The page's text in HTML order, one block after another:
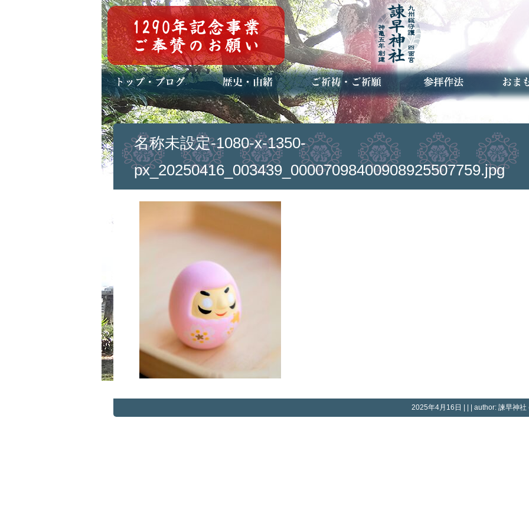
トップページ
ブログ(日々八百万)
お知らせ一覧 歴史・ご祭神
年中行事
メディア掲載 ご祈祷・ご祈願とは
安産祈願
初宮参り
七五三詣
長寿のお祝い
神前結婚式
厄祓い・方位除け
車のお祓い
地鎮祭
神葬祭（神式の葬儀） 神社とは
お参りの作法
名称未設定-1080-x-1350-
px_20250416_003439_00007098400908925507759.jpg
2025年4月16日 | | | author: 諫早神社